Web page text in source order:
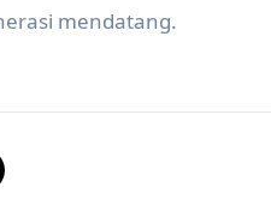
mendatang.